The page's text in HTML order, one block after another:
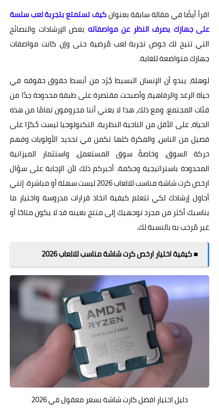
اقرأ أيضًا في مقالة سابقة بعنوانكيف تستمتع بتجربة لعب سلسة
على جهازك بصرف النظر عن مواصفاته بعض الإرشادات والنصائح
التي تتيح لك خوض تجربة لعب مُرضية حتى وإن كانت مواصفات
جهازك متواضعة للغاية.
لوهلة، يبدو أن الإنسان البسيط جُرّد من أبسط حقوق حقوقه في
حياة الرغد والرفاهية، وأصبحت مقتصرة على طبقة محدودة جدًا من
فئات المجتمع. ومع ذلك، هذا لا يعني أننا محرومون تمامًا من هذه
الحياة، على الأقل من الناحية النظرية. التكنولوجيا ليست حُكرًا على
فصيل من الناس، والفكرة كلها تكمن في تحديد الأولويات وفهم
حركة السوق، وخاصةً سوق المستعمل، واستثمار الميزانية
المحدودة باستراتيجية وحكمة. أخبركم ذلك لأن الإجابة على سؤال
ارخص كرت شاشة مناسب للالعاب 2026 ليست سهلة أو مباشرة. إنني
أحاول إرشادك لكي تتعلم كيفية اتخاذ قرارات مدروسة واختيار ما
يناسبك أكثر من مجرد توجهيك إلى منتج بعينه قد لا يكون متاحًا أو
غير مُرحب به بالنسبة لك.
■ كيفية اختيار ارخص كرت شاشة مناسب للالعاب 2026
دليل اختيار افضل كارت شاشة بسعر معقول في 2026